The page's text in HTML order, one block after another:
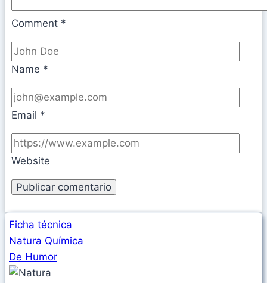
Comment *
Name *
Email *
Website
Ficha técnica
Natura Química
De Humor